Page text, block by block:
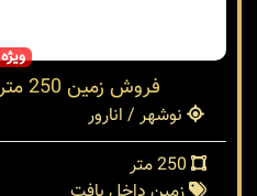
ویژه
فروش زمین 250 متری در نوشهر انارور